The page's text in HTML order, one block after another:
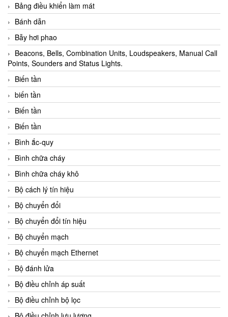
Bảng điều khiển làm mát
Bánh dẫn
Bẫy hơi phao
Beacons, Bells, Combination Units, Loudspeakers, Manual Call
Points, Sounders and Status Lights.
Biến tần
biến tần
Biến tần
Biến tần
Bình ắc-quy
Bình chữa cháy
Bình chữa cháy khô
Bộ cách lý tín hiệu
Bộ chuyển đổi
Bộ chuyển đổi tín hiệu
Bộ chuyển mạch
Bộ chuyển mạch Ethernet
Bộ đánh lửa
Bộ điều chỉnh áp suất
Bộ điều chỉnh bộ lọc